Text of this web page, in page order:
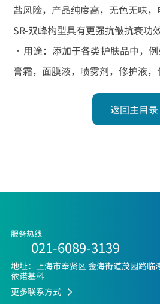
盐风险，产品纯度高，无色无味，
SR-双峰构型具有更强抗皱抗衰功效
•用途：添加于各类护肤品中，例
膏霜，面膜液，啧雾剂，修护液，
返回主目录
服务热线
021-6089-3139
地址：上海市奉贤区 金海街道茂园路
依诺基科
更多联系方式